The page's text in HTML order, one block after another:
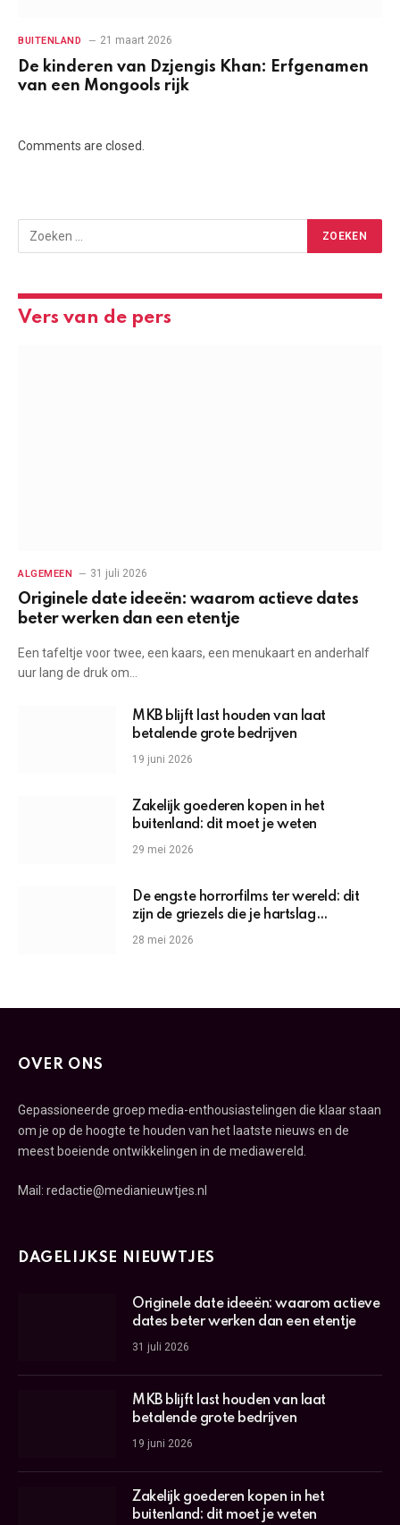
BUITENLAND 21 maart 2026
De kinderen van Dzjengis Khan: Erfgenamen
van een Mongools rijk
Comments are closed.
Vers van de pers
ALGEMEEN 31 juli 2026
Originele date ideeën: waarom actieve dates
beter werken dan een etentje
Een tafeltje voor twee, een kaars, een menukaart en anderhalf
uur lang de druk om…
MKB blijft last houden van laat
betalende grote bedrijven
19 juni 2026
Zakelijk goederen kopen in het
buitenland: dit moet je weten
29 mei 2026
De engste horrorfilms ter wereld: dit
zijn de griezels die je hartslag
omhoogjagen
28 mei 2026
OVER ONS
Gepassioneerde groep media-enthousiastelingen die klaar staan
om je op de hoogte te houden van het laatste nieuws en de
meest boeiende ontwikkelingen in de mediawereld.
Mail: redactie@medianieuwtjes.nl
DAGELIJKSE NIEUWTJES
Originele date ideeën: waarom actieve
dates beter werken dan een etentje
31 juli 2026
MKB blijft last houden van laat
betalende grote bedrijven
19 juni 2026
Zakelijk goederen kopen in het
buitenland: dit moet je weten